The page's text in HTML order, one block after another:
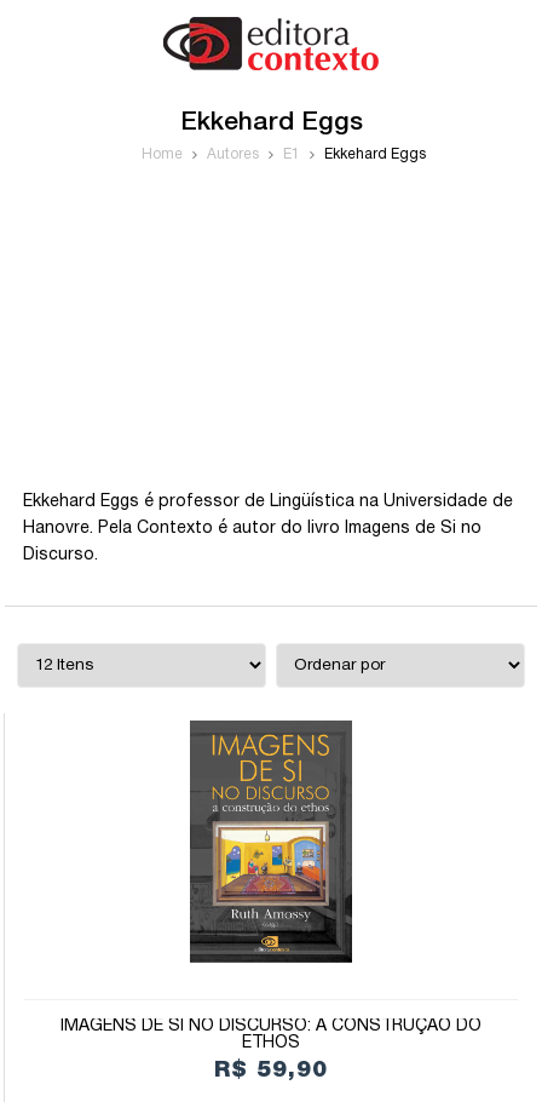
Ekkehard Eggs
Home Autores E1 Ekkehard Eggs
Ekkehard Eggs é professor de Lingüística na Universidade de
Hanovre. Pela Contexto é autor do livro Imagens de Si no
Discurso.
IMAGENS DE SI NO DISCURSO: A CONSTRUÇÃO DO
ETHOS
R$ 59,90